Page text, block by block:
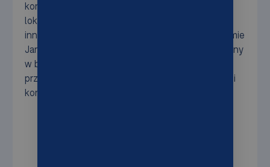
kontraktowej. Na potrzeby realizacji zamówień,
lokalizacja w Roosendaal została wyposażona w
innowacyjny system AutoStore. Umożliwia to firmie
Jan de Rijk Logistics reagowanie na trendy i zmiany
w branży, a także na konkretne wymagania
przetargowe. Rezultat? Przyszłościowy system i
konkurencyjna oferta dla klientów.